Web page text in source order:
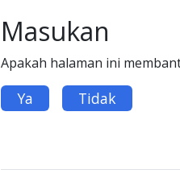
Masukan
Apakah halaman ini
Ya Tidak